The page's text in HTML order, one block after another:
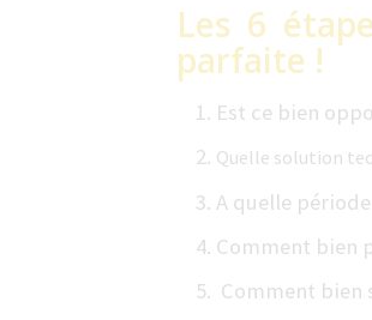
Les 6
parfaite !
Est ce bien
Quelle solution
A quelle
Comment bien
Comment bien